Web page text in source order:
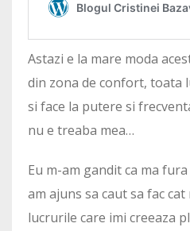
Astazi e la mare moda
din zona de confort, toata
si face la putere si
nu e treaba mea…
Eu m-am gandit ca ma
am ajuns sa caut sa fac
lucrurile care imi creeaza